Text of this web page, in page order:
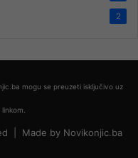
2
mogu se preuzeti isključivo uz
| Made by Novikonjic.ba